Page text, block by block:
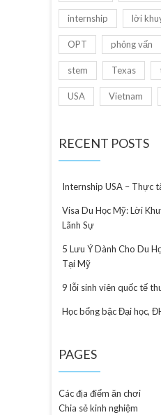
internship lời
OPT phỏng vấn
stem Texas
USA Vietnam
RECENT POSTS
Internship USA – Thực
Visa Du Học Mỹ: Lời
Lãnh Sự
5 Lưu Ý Dành Cho Du
Tại Mỹ
9 lỗi sinh viên quốc tế
Học bổng bậc Đại học,
PAGES
Các địa điểm ăn chơi
Chia sẻ kinh nghiệm